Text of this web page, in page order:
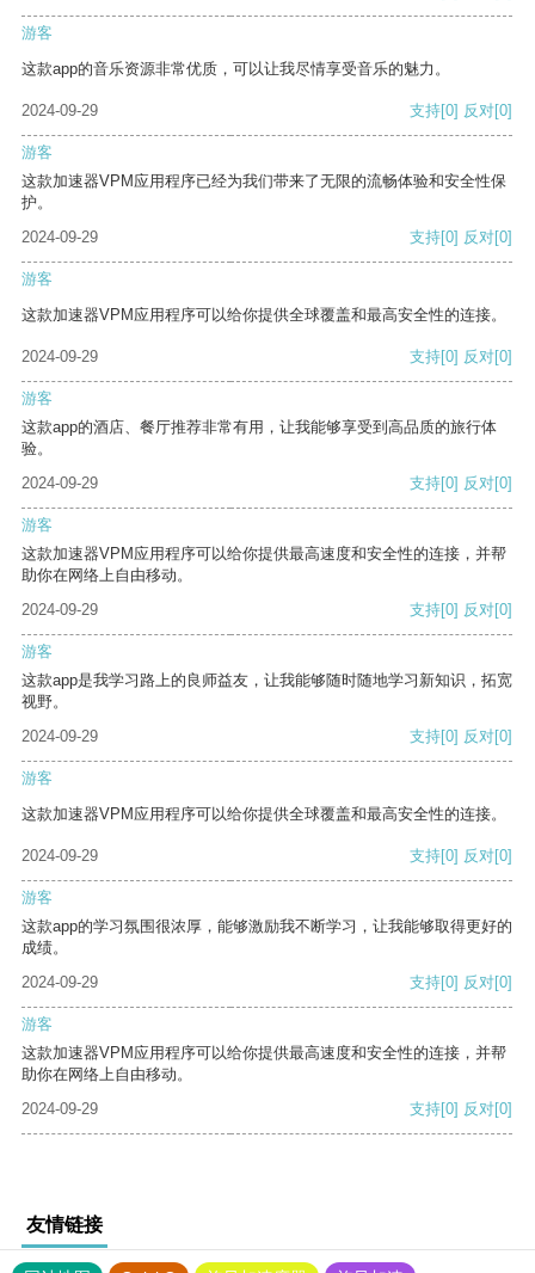
游客
这款app的音乐资源非常优质，可以让我尽情享受音乐的魅力。
2024-09-29 支持[0] 反对[0]
游客
这款加速器VPM应用程序已经为我们带来了无限的流畅体验和安全性保
护。
2024-09-29
支持[0] 反对[0]
游客
这款加速器VPM应用程序可以给你提供全球覆盖和最高安全性的连接。
2024-09-29 支持[0] 反对[0]
游客
这款app的酒店、餐厅推荐非常有用，让我能够享受到高品质的旅行体
验。
2024-09-29
支持[0] 反对[0]
游客
这款加速器VPM应用程序可以给你提供最高速度和安全性的连接，并帮
助你在网络上自由移动。
2024-09-29
支持[0] 反对[0]
游客
这款app是我学习路上的良师益友，让我能够随时随地学习新知识，拓宽
视野。
2024-09-29
支持[0] 反对[0]
游客
这款加速器VPM应用程序可以给你提供全球覆盖和最高安全性的连接。
2024-09-29 支持[0] 反对[0]
游客
这款app的学习氛围很浓厚，能够激励我不断学习，让我能够取得更好的
成绩。
2024-09-29
支持[0] 反对[0]
游客
这款加速器VPM应用程序可以给你提供最高速度和安全性的连接，并帮
助你在网络上自由移动。
2024-09-29
支持[0] 反对[0]
友情链接